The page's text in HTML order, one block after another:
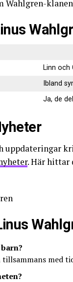
Wahlgren-
Linn och
Ibland
Ja, de
. Här hittar
med